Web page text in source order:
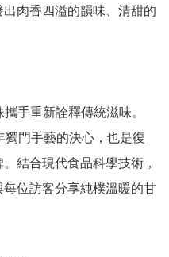
肉香四溢的韻味、清甜的
獨門手藝的決心，也是復
結合現代食品科學技術，
位訪客分享純樸溫暖的甘